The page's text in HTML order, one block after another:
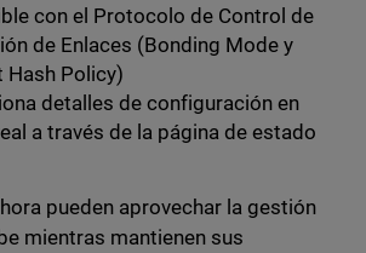
con el Protocolo de Control de
de Enlaces (Bonding Mode y
Hash Policy)
detalles de configuración en
a través de la página de estado
pueden aprovechar la gestión
mientras mantienen sus